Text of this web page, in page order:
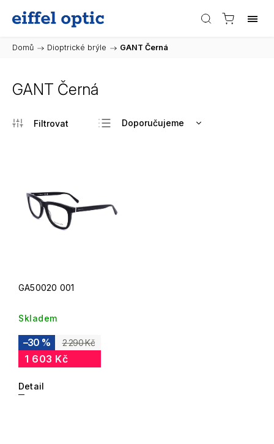
Domů / Dioptrické brýle / GANT Černá
GANT Černá
Doporučujeme
GA50020 001
Skladem
2 290 Kč
–30 %
1 603 Kč
Detail